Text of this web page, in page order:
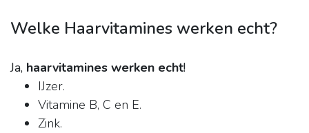
Welke Haarvitamines werken echt?
Ja, haarvitamines werken echt!
IJzer.
Vitamine B, C en E.
Zink.